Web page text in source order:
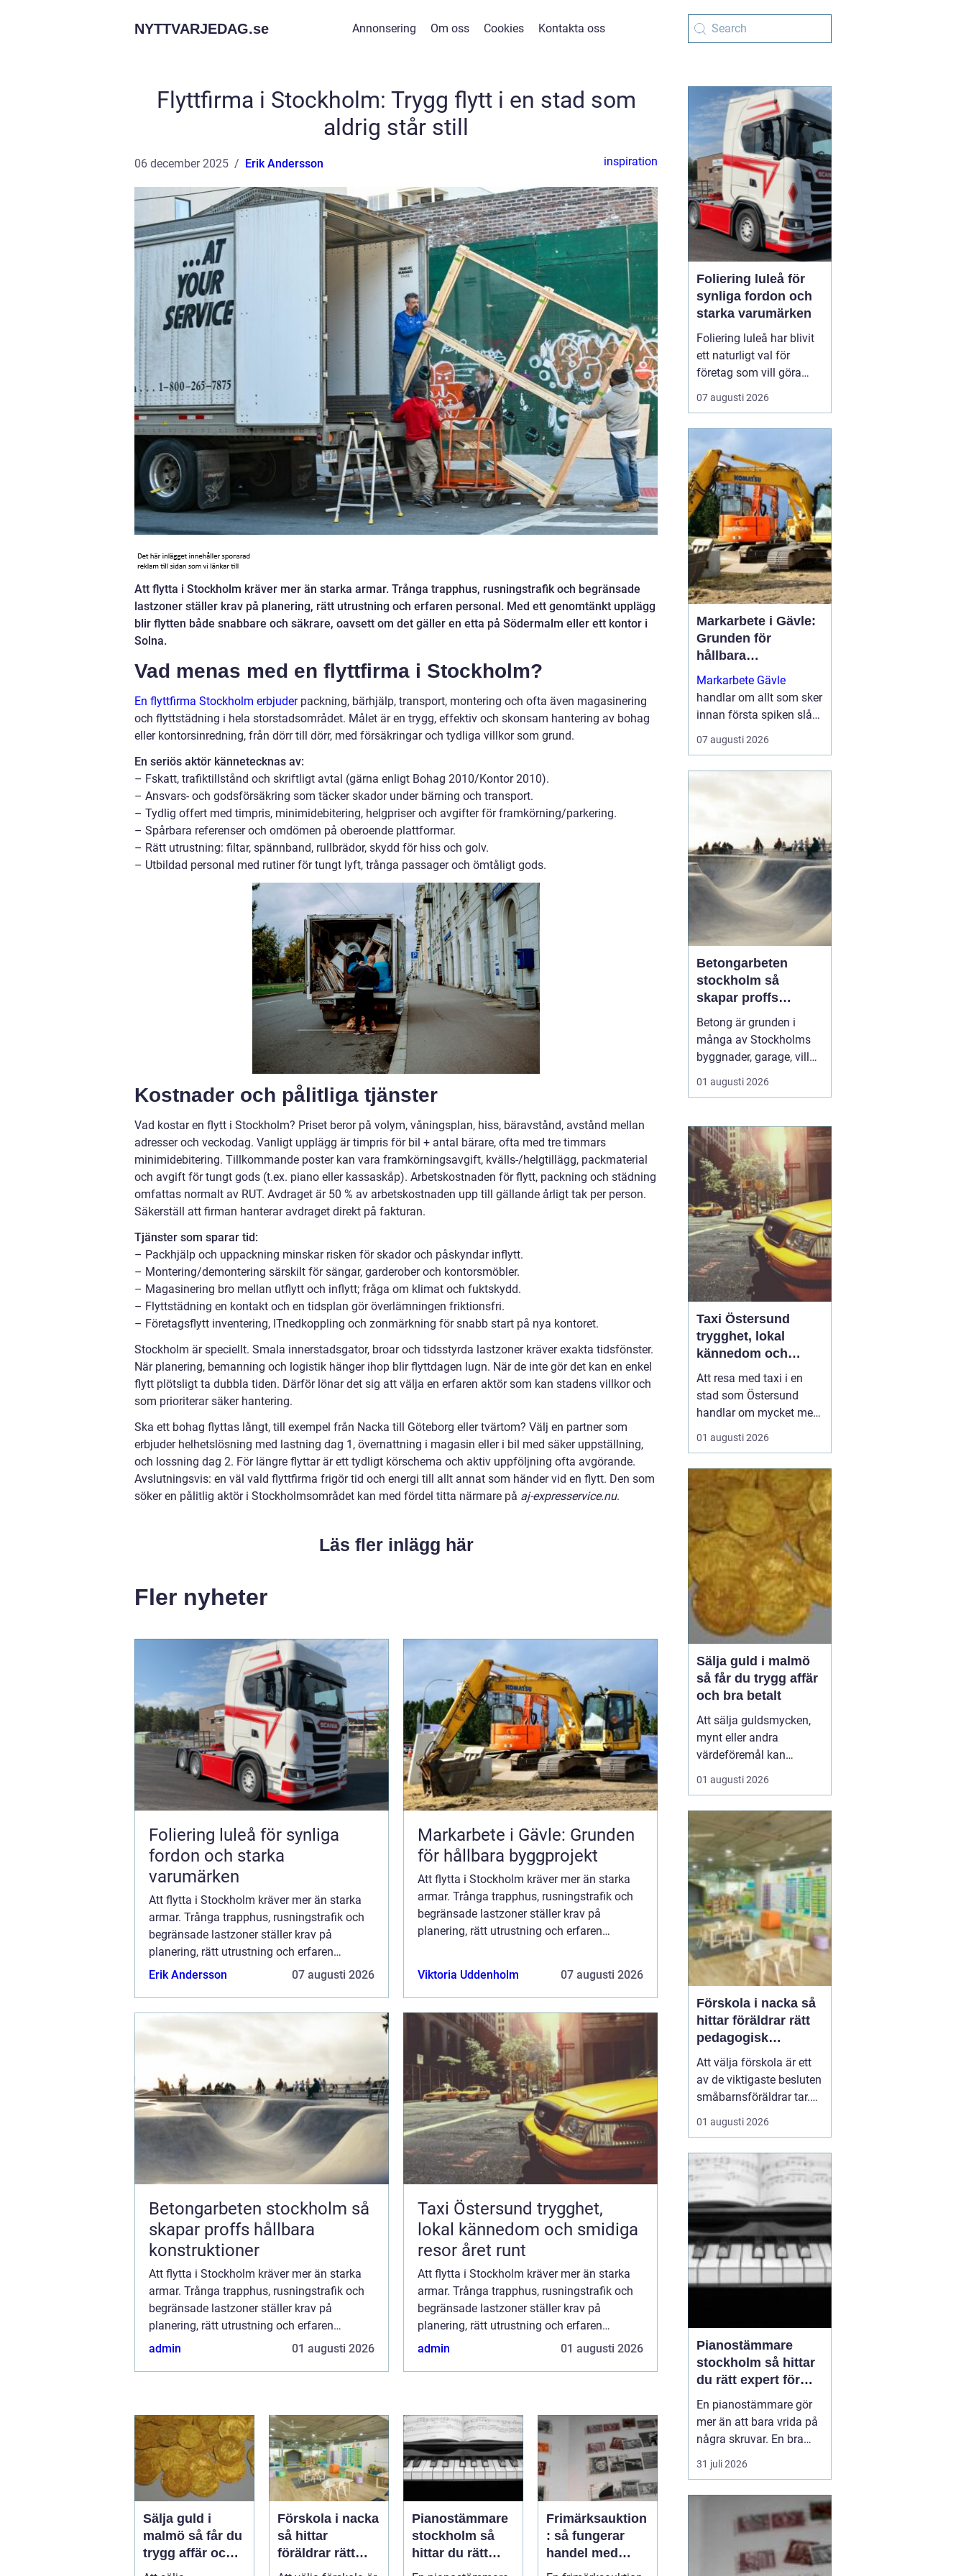
NYTTVARJEDAG.se Annonsering Om oss Cookies Kontakta oss
Flyttfirma i Stockholm: Trygg flytt i en stad som
aldrig står still
06 december 2025 Erik Andersson inspiration
Att flytta i Stockholm kräver mer än starka armar. Trånga trapphus, rusningstrafik och begränsade
lastzoner ställer krav på planering, rätt utrustning och erfaren personal. Med ett genomtänkt upplägg
blir flytten både snabbare och säkrare, oavsett om det gäller en etta på Södermalm eller ett kontor i
Solna.
Vad menas med en flyttfirma i Stockholm?
En flyttfirma Stockholm erbjuderpackning, bärhjälp, transport, montering och ofta även magasinering
och flyttstädning i hela storstadsområdet. Målet är en trygg, effektiv och skonsam hantering av bohag
eller kontorsinredning, från dörr till dörr, med försäkringar och tydliga villkor som grund.
En seriös aktör kännetecknas av:
– Fskatt, trafiktillstånd och skriftligt avtal (gärna enligt Bohag 2010/Kontor 2010).
– Ansvars- och godsförsäkring som täcker skador under bärning och transport.
– Tydlig offert med timpris, minimidebitering, helgpriser och avgifter för framkörning/parkering.
– Spårbara referenser och omdömen på oberoende plattformar.
– Rätt utrustning: filtar, spännband, rullbrädor, skydd för hiss och golv.
– Utbildad personal med rutiner för tungt lyft, trånga passager och ömtåligt gods.
Kostnader och pålitliga tjänster
Vad kostar en flytt i Stockholm? Priset beror på volym, våningsplan, hiss, bäravstånd, avstånd mellan
adresser och veckodag. Vanligt upplägg är timpris för bil + antal bärare, ofta med tre timmars
minimidebitering. Tillkommande poster kan vara framkörningsavgift, kvälls-/helgtillägg, packmaterial
och avgift för tungt gods (t.ex. piano eller kassaskåp). Arbetskostnaden för flytt, packning och städning
omfattas normalt av RUT. Avdraget är 50 % av arbetskostnaden upp till gällande årligt tak per person.
Säkerställ att firman hanterar avdraget direkt på fakturan.
Tjänster som sparar tid:
– Packhjälp och uppackning minskar risken för skador och påskyndar inflytt.
– Montering/demontering särskilt för sängar, garderober och kontorsmöbler.
– Magasinering bro mellan utflytt och inflytt; fråga om klimat och fuktskydd.
– Flyttstädning en kontakt och en tidsplan gör överlämningen friktionsfri.
– Företagsflytt inventering, ITnedkoppling och zonmärkning för snabb start på nya kontoret.
Stockholm är speciellt. Smala innerstadsgator, broar och tidsstyrda lastzoner kräver exakta tidsfönster.
När planering, bemanning och logistik hänger ihop blir flyttdagen lugn. När de inte gör det kan en enkel
flytt plötsligt ta dubbla tiden. Därför lönar det sig att välja en erfaren aktör som kan stadens villkor och
som prioriterar säker hantering.
Ska ett bohag flyttas långt, till exempel från Nacka till Göteborg eller tvärtom? Välj en partner som
erbjuder helhetslösning med lastning dag 1, övernattning i magasin eller i bil med säker uppställning,
och lossning dag 2. För längre flyttar är ett tydligt körschema och aktiv uppföljning ofta avgörande.
Avslutningsvis: en väl vald flyttfirma frigör tid och energi till allt annat som händer vid en flytt. Den som
söker en pålitlig aktör i Stockholmsområdet kan med fördel titta närmare på aj-expresservice.nu.
Läs fler inlägg här
Fler nyheter
Foliering luleå för synliga
fordon och starka
varumärken
Att flytta i Stockholm kräver mer än starka
armar. Trånga trapphus, rusningstrafik och
begränsade lastzoner ställer krav på
planering, rätt utrustning och erfaren
personal. Med ett genomtänkt upplägg bli...
Erik Andersson 07 augusti 2026
Markarbete i Gävle: Grunden
för hållbara byggprojekt
Att flytta i Stockholm kräver mer än starka
armar. Trånga trapphus, rusningstrafik och
begränsade lastzoner ställer krav på
planering, rätt utrustning och erfaren
Viktoria Uddenholm
07 augusti 2026
Betongarbeten stockholm så
skapar proffs hållbara
konstruktioner
Att flytta i Stockholm kräver mer än starka
armar. Trånga trapphus, rusningstrafik och
begränsade lastzoner ställer krav på
planering, rätt utrustning och erfaren
personal. Med ett genomtänkt upplägg bli...
admin 01 augusti 2026
Taxi Östersund trygghet,
lokal kännedom och smidiga
resor året runt
Att flytta i Stockholm kräver mer än starka
armar. Trånga trapphus, rusningstrafik och
begränsade lastzoner ställer krav på
planering, rätt utrustning och erfaren
personal. Med ett genomtänkt upplägg bli...
admin 01 augusti 2026
Sälja guld i
malmö så får du
trygg affär och
bra betalt
Förskola i nacka
så hittar
föräldrar rätt
pedagogisk
Pianostämmare
stockholm så
hittar du rätt
expert för ditt
Frimärksauktion
: så fungerar
handel med
samlarobjekt i
Foliering luleå för
synliga fordon och
starka varumärken
Foliering luleå har blivit
ett naturligt val för
företag som vill göra
sina fordon till tydliga
ambassadörer på
in bilar, lastbilar eller
cyklar i snygg folie får
företag ett rörligt
skyltfönster som arbetar
dygnet runt, året o...
07 augusti 2026
Markarbete i Gävle:
Grunden för
hållbara
byggprojekt
Markarbete Gävle
handlar om allt som sker
innan första spiken slås
i eller första
betongplattan gjuts, och
07 augusti 2026
Betongarbeten
stockholm så
skapar proffs
hållbara
konstruktioner
Betong är grunden i
många av Stockholms
byggnader, garage, villor
och industrifastigheter.
När man pratar om
Stockholm handlar det
både om stabila grunder,
välgjutna stommar och
snygga ytor som håller
länge. För den som
planerar ett byg...
01 augusti 2026
Taxi Östersund
trygghet, lokal
kännedom och
smidiga resor året
runt
Att resa med taxi i en
stad som Östersund
handlar om mycket mer
än att bara ta sig från
punkt A till punkt B.
lokalkännedom och
tillgänglighet spelar stor
roll, särskilt i en region
där vintern är lång, snön
ligger djup och
avstånden i...
01 augusti 2026
Sälja guld i malmö
så får du trygg affär
och bra betalt
Att sälja guldsmycken,
mynt eller andra
värdeföremål kan
kännas både lockande
och osäkert på samma
smyckena är värda mer
än bara metallvärdet, hur
processen går till och
vilken köpare som går
att lita på. För den som
söker infor...
01 augusti 2026
Förskola i nacka så
hittar föräldrar rätt
pedagogisk
trygghet
Att välja förskola är ett
av de viktigaste besluten
småbarnsföräldrar tar.
Omsorg, trygghet,
pedagogik och praktisk
fungera tillsammans,
gärna under många år. I
Nacka finns ett brett
utbud av förskolor, både
kommunala och
friståen...
01 augusti 2026
Pianostämmare
stockholm så hittar
du rätt expert för
ditt piano
En pianostämmare gör
mer än att bara vrida på
några skruvar. En bra
stämning påverkar hur
pianot låter, känns och
som Stockholm, där
många bor i lägenhet
och klimatet växlar
kraftigt mellan
31 juli 2026